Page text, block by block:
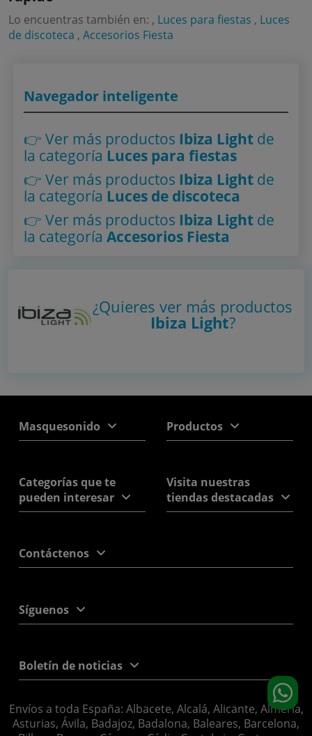
Lo encuentras también en: , Luces para fiestas , Luces
de discoteca ,Accesorios Fiesta
Navegador inteligente
👉 Ver más productos Ibiza Lightde
la categoría Luces para fiestas
👉 Ver más productos Ibiza Lightde
la categoría Luces de discoteca
👉 Ver más productos Ibiza Lightde
la categoría Accesorios Fiesta
¿Quieres ver más productos
Ibiza Light?
Masquesonido Productos
Categorías que te
pueden interesar
Visita nuestras
tiendas destacadas
Contáctenos
Síguenos
Boletín de noticias
Envíos a toda España: Albacete, Alcalá, Alicante, Almería,
Asturias, Ávila, Badajoz, Badalona, Baleares, Barcelona,